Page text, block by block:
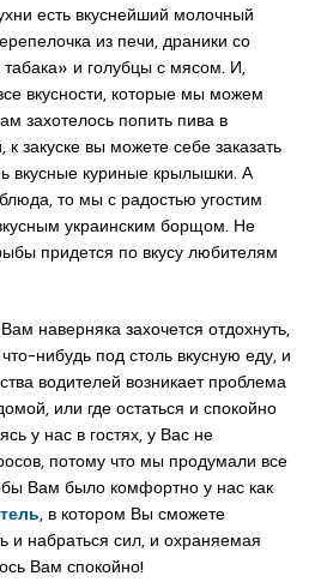
есть вкуснейший молочный
из печи, драники со
и голубцы с мясом. И,
вкусности, которые мы можем
захотелось попить пива в
закуске вы можете себе заказать
вкусные куриные крылышки. А
то мы с радостью угостим
украинским борщом. Не
придется по вкусу любителям
наверняка захочется отдохнуть,
нибудь под столь вкусную еду, и
водителей возникает проблема
или где остаться и спокойно
у нас в гостях, у Вас не
потому что мы продумали все
Вам было комфортно у нас как
, в котором Вы сможете
и набраться сил, и охраняемая
Вам спокойно!